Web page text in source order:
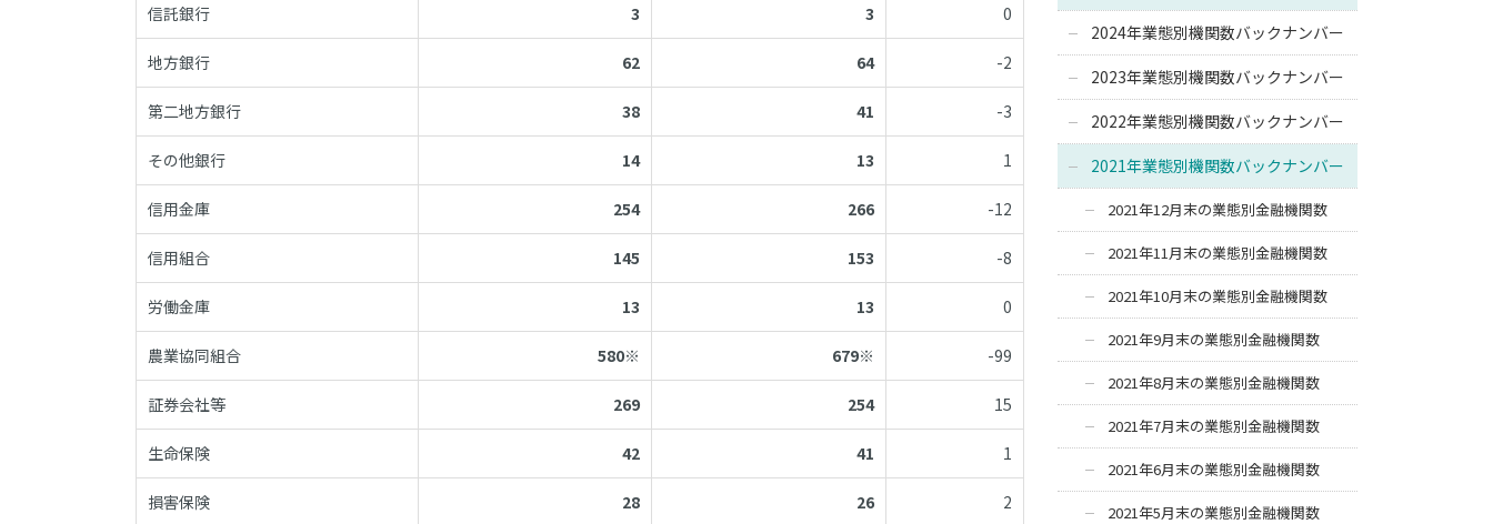
信託銀行 3 3 0
地方銀行 62 64 -2
第二地方銀行 38 41 -3
その他銀行 14 13 1
信用金庫 254 266 -12
信用組合 145 153 -8
労働金庫 13 13 0
農業協同組合 580※ 679※ -99
証券会社等 269 254 15
生命保険 42 41 1
損害保険 28 26 2
2024年業態別機関数バックナンバー
2023年業態別機関数バックナンバー
2022年業態別機関数バックナンバー
2021年業態別機関数バックナンバー
2021年12月末の業態別金融機関数
2021年11月末の業態別金融機関数
2021年10月末の業態別金融機関数
2021年9月末の業態別金融機関数
2021年8月末の業態別金融機関数
2021年7月末の業態別金融機関数
2021年6月末の業態別金融機関数
2021年5月末の業態別金融機関数